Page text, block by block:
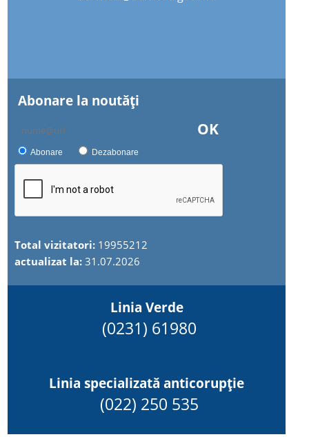
Abonare la noutăţi
OK
Abonare Dezabonare
Total vizitatori: 19955212
actualizat la:31.07.2026
Linia Verde
(0231) 61980
Linia specializată anticorupție
(022) 250 535